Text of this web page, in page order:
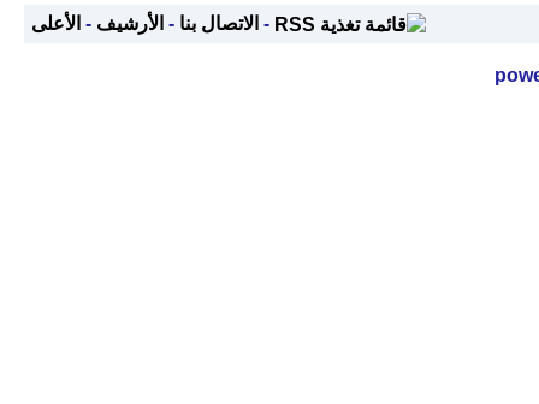
- الاتصال بنا - الأرشيف - الأعلى